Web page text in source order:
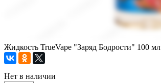
Жидкость TrueVape "Заряд Бодрости" 100 мл
Нет в наличии